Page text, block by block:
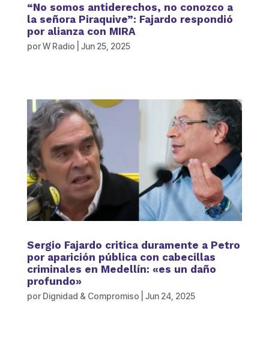
“No somos antiderechos, no conozco a
la señora Piraquive”: Fajardo respondió
por alianza con MIRA
porW Radio Jun 25, 2025
Sergio Fajardo critica duramente a Petro
por aparición pública con cabecillas
criminales en Medellín: «es un daño
profundo»
por Dignidad & Compromiso Jun 24, 2025